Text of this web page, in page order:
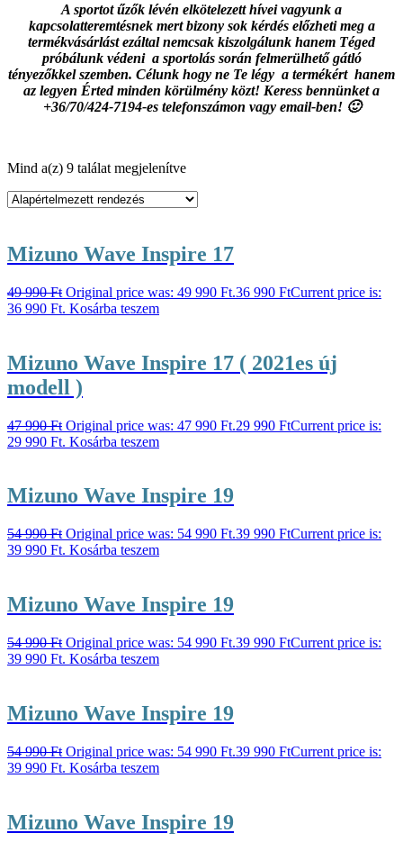
A sportot űzők lévén elkötelezett hívei vagyunk a
kapcsolatteremtésnek mert bizony sok kérdés előzheti meg a
termékvásárlást ezáltal nemcsak kiszolgálunk hanem Téged
próbálunk védeni a sportolás során felmerülhető gátló
tényezőkkel szemben. Célunk hogy ne Te légy a termékért hanem
az legyen Érted minden körülmény közt! Keress bennünket a
+36/70/424-7194-es telefonszámon vagy email-ben! 🙂
Mind a(z) 9 találat megjelenítve
Mizuno Wave Inspire 17
49 990Ft Original price was: 49 990 Ft.36 990 FtCurrent price is:
36 990 Ft. Kosárba teszem
Mizuno Wave Inspire 17 ( 2021es új
modell )
47 990Ft Original price was: 47 990 Ft.29 990 FtCurrent price is:
29 990 Ft. Kosárba teszem
Mizuno Wave Inspire 19
54 990Ft Original price was: 54 990 Ft.39 990 FtCurrent price is:
39 990 Ft. Kosárba teszem
Mizuno Wave Inspire 19
54 990Ft Original price was: 54 990 Ft.39 990 FtCurrent price is:
39 990 Ft. Kosárba teszem
Mizuno Wave Inspire 19
54 990Ft Original price was: 54 990 Ft.39 990 FtCurrent price is:
39 990 Ft. Kosárba teszem
Mizuno Wave Inspire 19